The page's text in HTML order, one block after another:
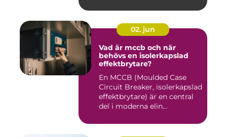
02. jun
Vad är mccb och när
behövs en isolerkapslad
effektbrytare?
En MCCB (Moulded Case
Circuit Breaker, isolerkapslad
effektbrytare) är en central
del i moderna elin...